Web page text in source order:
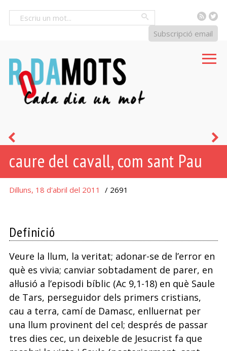
RSS
Subscripció email
caure del cavall, com sant Pau
Dilluns, 18 d'abril del 2011 / 2691
Definició
Veure la llum, la veritat; adonar-se de l’error en
què es vivia; canviar sobtadament de parer, en
al·lusió a l’episodi bíblic (Ac 9,1-18) en què Saule
de Tars, perseguidor dels primers cristians,
cau a terra, camí de Damasc, enlluernat per
una llum provinent del cel; després de passar
tres dies cec, un deixeble de Jesucrist fa que
caure-
li
les
cor